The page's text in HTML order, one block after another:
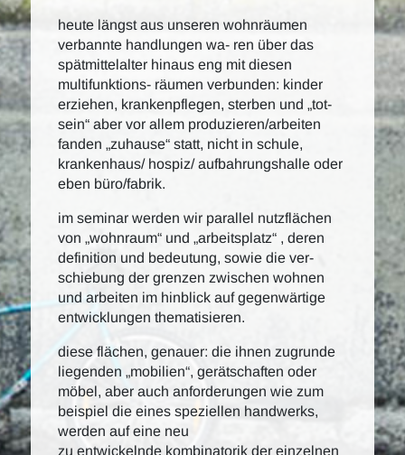
heute längst aus unseren wohnräumen
verbannte handlungen wa- ren über das
spätmittelalter hinaus eng mit diesen
multifunktions- räumen verbunden: kinder
erziehen, krankenpflegen, sterben und „tot-
sein“ aber vor allem produzieren/arbeiten
fanden „zuhause“ statt, nicht in schule,
krankenhaus/ hospiz/ aufbahrungshalle oder
eben büro/fabrik.
im seminar werden wir parallel nutzflächen
von „wohnraum“ und „arbeitsplatz“ , deren
definition und bedeutung, sowie die ver-
schiebung der grenzen zwischen wohnen
und arbeiten im hinblick auf gegenwärtige
entwicklungen thematisieren.
diese flächen, genauer: die ihnen zugrunde
liegenden „mobilien“, gerätschaften oder
möbel, aber auch anforderungen wie zum
beispiel die eines speziellen handwerks,
werden auf eine neu
zu entwickelnde kombinatorik der einzelnen